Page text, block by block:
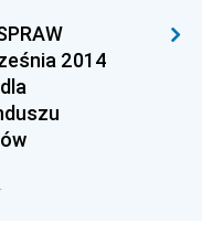
2014